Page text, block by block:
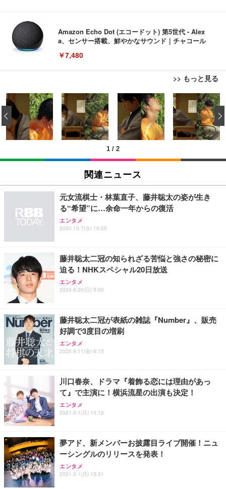
Amazon Echo Dot (エコードット) 第5世代 - Alex
a、センサー搭載、鮮やかなサウンド｜チャコール
￥7,480
>> もっと見る
[EdoErgo] オフィスチェア 椅子 テレワーク 疲れな
い 跳ね上げ式アームレスト コンパクト 約105度ロッ
キング pc 事務椅子 360度回転 座面昇降 強化ナイロ
ン樹脂ベース 通気性メッシュ 在宅ワーク H-WY01
(黒網+黒枠+黒足)
￥5,699
SIHOO B100 オフィスチェア／デスクチェア メッシ
ュチェア 人間工学 疲れない ブラック
￥27,999
Sezlife オフィスチェア デスクチェア 疲れない テレ
ワーク チェア 強化バックレスト 30度ロッキング機
能 人間工学 椅子 腰サポート 90度跳ね上げ式アーム
ョン PCチェア 通気性メッシュ ゲーミング/勉強/事
務用 おしゃれ パソコンチェア (ブラック)
Sezlife オフィスチェア デスクチェア 疲れない テレ
ワーク チェア 強化バックレスト 30度ロッキング機
能 人間工学 椅子 腰サポート 90度跳ね上げ式アーム
務用 おしゃれ パソコンチェア (ホワイト)
ANDWINT オフィスチェア デスクチェア 肘なし メ
ッシュ 通気性 ランバーサポート付き 腰サポート ガ
ス圧無段階昇降 360度回転 キャスター付き コンパク
EIZO ビジネス向けプレミアムモニター | FlexScan
EV3240X-WT | 31.5型4K UHD・USB Type-C・ホワ
イト
￥105,595
EIZO ビジネス向けプレミアムモニター | FlexScan
【純正品】27"ゲーミングモニター DualSense 充電
フック付き（CFI-ZDM1J）
【整備済み品】Dell E2724HS 27インチ 液晶モニタ
ー フルHD（1920×1080）VA 非光沢 HDMI/DisplayP
ort/VGA スピーカー内蔵 高さ調整 スイベル VESA対
【MiniLED/24.5inch/280Hz/FHD】GRAPHT THE S
HOOTER Gaming Monitor 24” Essential ゲーミン
グモニター QD 24.5インチ 1ms FHD 量子ドット 残
Amazonベーシック ペットシーツ 薄型 レギュラー 1
回使い捨て 無香料 ホワイト 300枚
￥3,373
Amazonベーシック ペットシーツ 厚型 ワイド 42枚
x2袋(84枚) ホワイト(吸収面:ライトブルー)
￥3,234
ネオ・ルーライフ ネオ・オムツ L 中型犬用 26枚入
り 単品
Smart Basic(スマートベーシック) 【Amazon.co.jp
限定】 Smart Basic アイリスオーヤマ ペットシーツ
超厚型 お徳用 ワイド 100枚入 (x 1) (ケース販売)
アイリスオーヤマ ペットシーツ 超厚型 お徳用 レギ
ュラー 200枚入【Amazon.co.jp限定】
1 / 2
‹
関連ニュース
元女流棋士・林葉直子、藤井聡太の姿が生き
る“希望”に…余命一年からの復活
エンタメ
2020.10.7(水) 10:25
藤井聡太二冠の知られざる苦悩と強さの秘密に
迫る！NHKスペシャル20日放送
エンタメ
2020.9.20(日) 5:00
藤井聡太二冠が表紙の雑誌『Number』、販売
好調で3度目の増刷
エンタメ
2020.9.11(金) 6:15
川口春奈、ドラマ『着飾る恋には理由があっ
て』で主演に！横浜流星の出演も決定！
エンタメ
2021.3.1(月) 15:12
夢アド、新メンバーお披露目ライブ開催！ニュ
ーシングルのリリースを発表！
エンタメ
2021.3.1(月) 13:21